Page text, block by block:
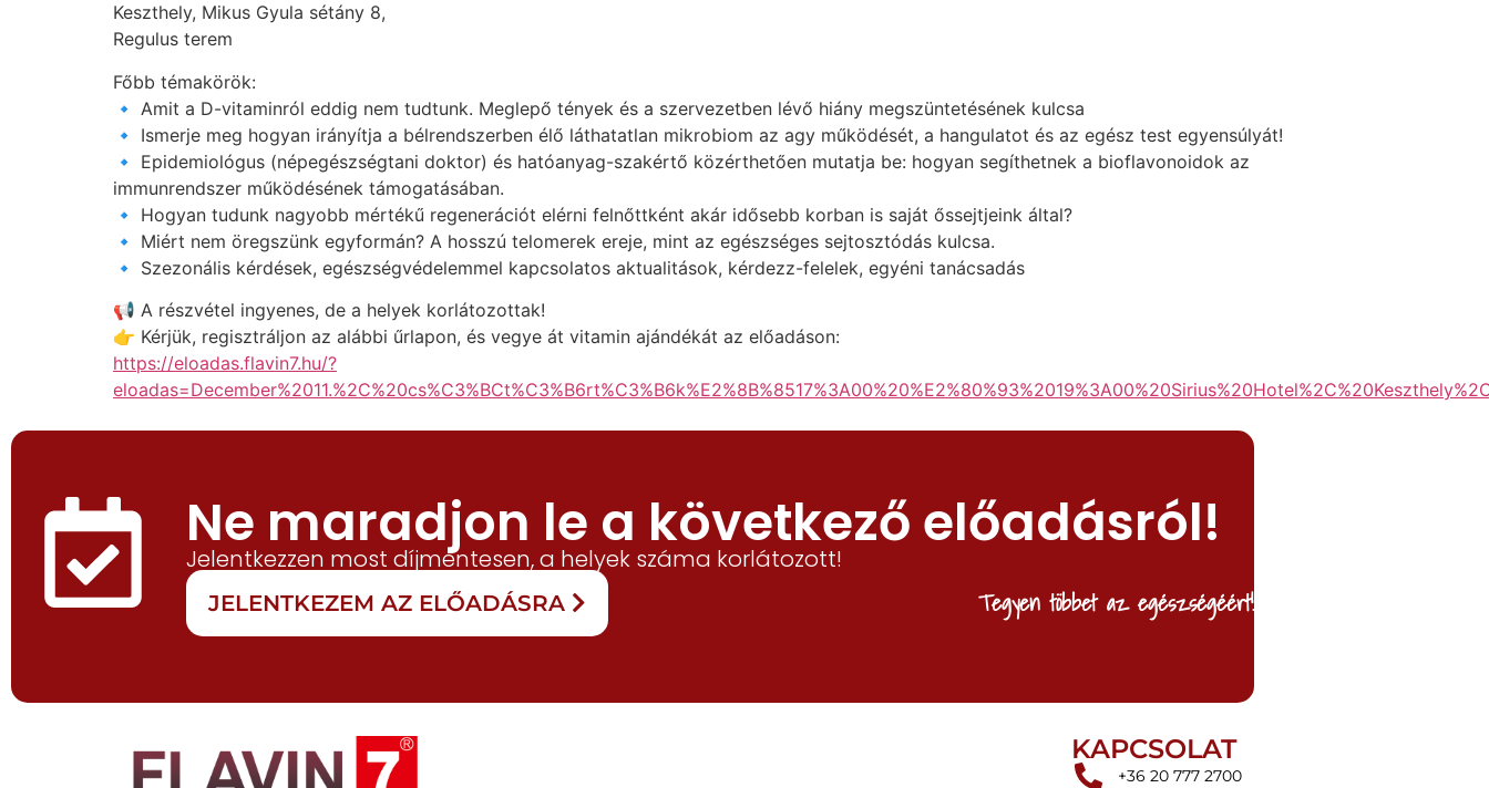
Keszthely, Mikus Gyula sétány 8,
Regulus terem
Főbb témakörök:
🔹 Amit a D-vitaminról eddig nem tudtunk. Meglepő tények és a szervezetben lévő hiány megszüntetésének kulcsa
🔹 Ismerje meg hogyan irányítja a bélrendszerben élő láthatatlan mikrobiom az agy működését, a hangulatot és az egész test egyensúlyát!
🔹 Epidemiológus (népegészségtani doktor) és hatóanyag-szakértő közérthetően mutatja be: hogyan segíthetnek a bioflavonoidok az
immunrendszer működésének támogatásában.
🔹 Hogyan tudunk nagyobb mértékű regenerációt elérni felnőttként akár idősebb korban is saját őssejtjeink által?
🔹 Miért nem öregszünk egyformán? A hosszú telomerek ereje, mint az egészséges sejtosztódás kulcsa.
🔹 Szezonális kérdések, egészségvédelemmel kapcsolatos aktualitások, kérdezz-felelek, egyéni tanácsadás
📢 A részvétel ingyenes, de a helyek korlátozottak!
👉 Kérjük, regisztráljon az alábbi űrlapon, és vegye át vitamin ajándékát az előadáson:
https://eloadas.flavin7.hu/?
Tegyen többet az egészségéért!
Ne maradjon le a következő előadásról!
Jelentkezzen most díjmentesen, a helyek száma korlátozott!
JELENTKEZEM AZ ELŐADÁSRA
KAPCSOLAT
+36 20 777 2700